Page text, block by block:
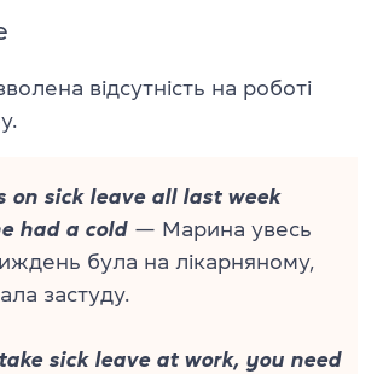
відсутність на роботі
on sick leave all last week
had a cold — Марина увесь
була на лікарняному,
застуду.
sick leave at work, you need